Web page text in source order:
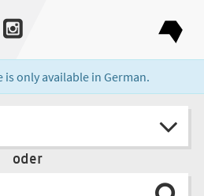
is only available in German.
oder